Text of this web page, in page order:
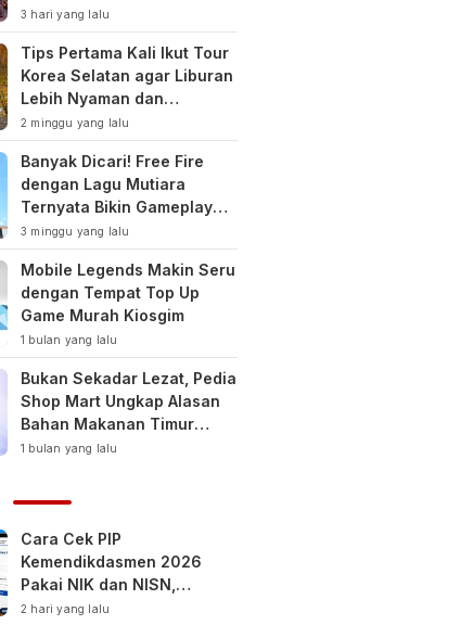
3 hari yang lalu
Tips Pertama Kali Ikut Tour
Korea Selatan agar Liburan
Lebih Nyaman dan
Berkesan
2 minggu yang lalu
Banyak Dicari! Free Fire
dengan Lagu Mutiara
Ternyata Bikin Gameplay
Makin Keren
3 minggu yang lalu
Mobile Legends Makin Seru
dengan Tempat Top Up
Game Murah Kiosgim
1 bulan yang lalu
Bukan Sekadar Lezat, Pedia
Shop Mart Ungkap Alasan
Bahan Makanan Timur
Tengah Jadi Tren Gaya
1 bulan yang lalu
Cara Cek PIP
Kemendikdasmen 2026
Pakai NIK dan NISN,
Bantuan hingga Rp1,8 Juta
2 hari yang lalu